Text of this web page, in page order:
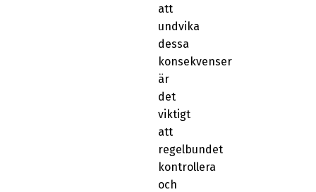
att
undvika
dessa
konsekvenser
är
det
viktigt
att
regelbundet
kontrollera
och